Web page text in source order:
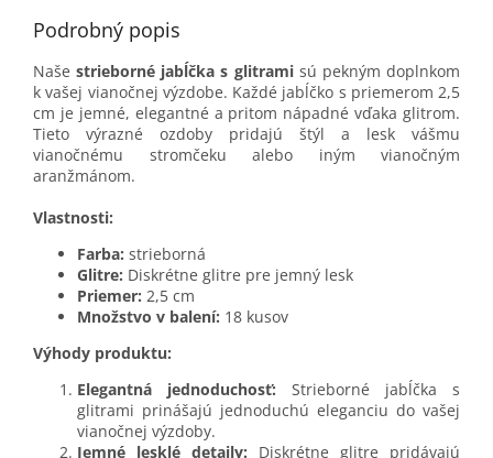
Podrobný popis
Naše strieborné jabĺčka s glitramisú pekným doplnkom
k vašej vianočnej výzdobe. Každé jabĺčko s priemerom 2,5
cm je jemné, elegantné a pritom nápadné vďaka glitrom.
Tieto výrazné ozdoby pridajú štýl a lesk vášmu
vianočnému stromčeku alebo iným vianočným
aranžmánom.
Vlastnosti:
Farba: strieborná
Glitre: Diskrétne glitre pre jemný lesk
Priemer: 2,5 cm
Množstvo v balení: 18 kusov
Výhody produktu:
Elegantná jednoduchosť:
Strieborné jabĺčka s
glitrami prinášajú jednoduchú eleganciu do vašej
vianočnej výzdoby.
Jemné lesklé detaily: Diskrétne glitre pridávajú